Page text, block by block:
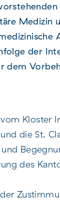
Medizin
der
dem
die St.
des